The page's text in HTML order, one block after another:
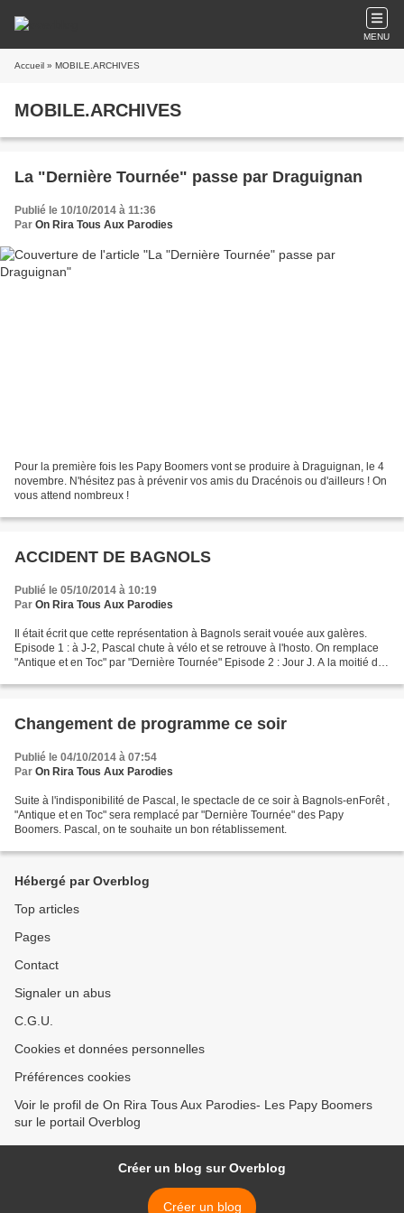
MENU
Accueil » MOBILE.ARCHIVES
MOBILE.ARCHIVES
La "Dernière Tournée" passe par Draguignan
Publié le 10/10/2014 à 11:36
Par On Rira Tous Aux Parodies
Pour la première fois les Papy Boomers vont se produire à Draguignan, le 4
novembre. N'hésitez pas à prévenir vos amis du Dracénois ou d'ailleurs ! On
vous attend nombreux !
ACCIDENT DE BAGNOLS
Publié le 05/10/2014 à 10:19
Par On Rira Tous Aux Parodies
Il était écrit que cette représentation à Bagnols serait vouée aux galères.
Episode 1 : à J-2, Pascal chute à vélo et se retrouve à l'hosto. On remplace
"Antique et en Toc" par "Dernière Tournée" Episode 2 : Jour J. A la moitié de
Changement de programme ce soir
Publié le 04/10/2014 à 07:54
Par On Rira Tous Aux Parodies
Suite à l'indisponibilité de Pascal, le spectacle de ce soir à Bagnols-enForêt ,
"Antique et en Toc" sera remplacé par "Dernière Tournée" des Papy
Boomers. Pascal, on te souhaite un bon rétablissement.
Hébergé par Overblog
Top articles
Pages
Contact
Signaler un abus
C.G.U.
Cookies et données personnelles
Préférences cookies
Voir le profil de On Rira Tous Aux Parodies- Les Papy Boomers
sur le portail Overblog
Créer un blog sur Overblog
Créer un blog